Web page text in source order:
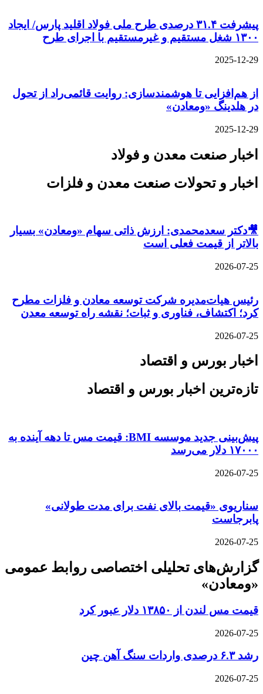
پیشرفت ۳۱.۴ درصدی طرح ملی فولاد اقلید پارس/ ایجاد
۱۳۰۰ شغل مستقیم و غیرمستقیم با اجرای طرح
2025-12-29
از هم‌افزایی تا هوشمندسازی: روایت قائمی‌راد از تحول
در هلدینگ «ومعادن»
2025-12-29
اخبار صنعت معدن و فولاد
اخبار و تحولات صنعت معدن و فلزات
🎥دکتر سعدمحمدی: ارزش ذاتی سهام «ومعادن» بسیار
بالاتر از قیمت فعلی است
2026-07-25
رئیس هیات‌مدیره شرکت توسعه معادن و فلزات مطرح
کرد؛ اکتشاف، فناوری و ثبات؛ نقشه راه توسعه معدن
2026-07-25
اخبار بورس و اقتصاد
تازه‌ترین اخبار بورس و اقتصاد
پیش‌بینی جدید موسسه BMI: قیمت مس تا دهه آینده به
۱۷۰۰۰ دلار می‌رسد
2026-07-25
سناریوی «قیمت بالای نفت برای مدت طولانی»
پابرجاست
2026-07-25
گزارش‌های تحلیلی اختصاصی روابط عمومی
«ومعادن»
قیمت مس لندن از ۱۳۸۵۰ دلار عبور کرد
2026-07-25
رشد ۶.۳ درصدی واردات سنگ آهن چین
2026-07-25